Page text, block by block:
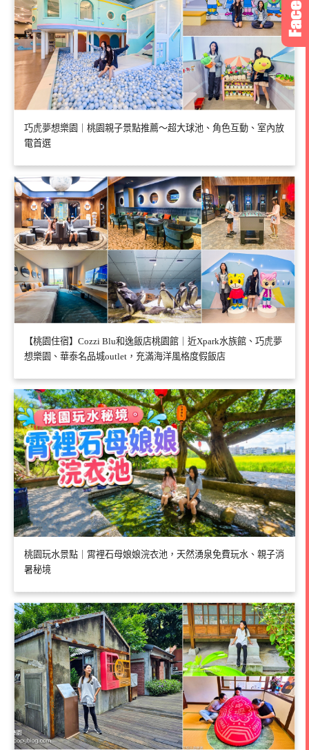
巧虎夢想樂園｜桃園親子景點推薦～超大球池、角色互動、室內放
電首選
【桃園住宿】Cozzi Blu和逸飯店桃園館｜近Xpark水族館、巧虎夢
想樂園、華泰名品城outlet，充滿海洋風格度假飯店
桃園玩水景點｜霄裡石母娘娘浣衣池，天然湧泉免費玩水、親子消
暑秘境